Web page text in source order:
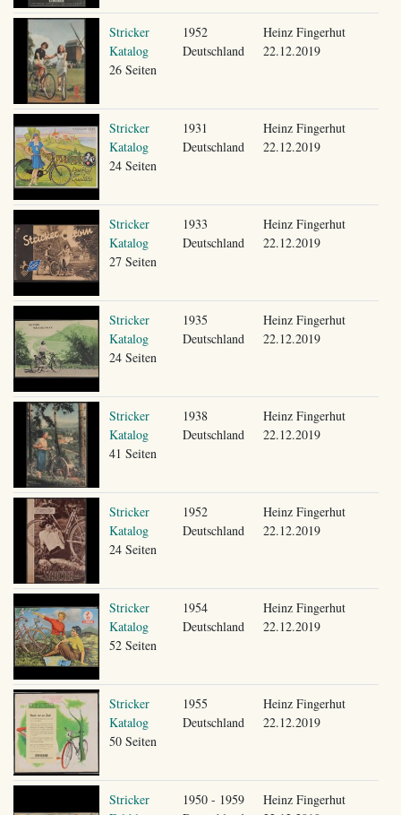
Stricker
Katalog
26 Seiten
1952
Deutschland
Heinz Fingerhut
22.12.2019
Stricker
Katalog
24 Seiten
1931
Deutschland
Heinz Fingerhut
22.12.2019
Stricker
Katalog
27 Seiten
1933
Deutschland
Heinz Fingerhut
22.12.2019
Stricker
Katalog
24 Seiten
1935
Deutschland
Heinz Fingerhut
22.12.2019
Stricker
Katalog
41 Seiten
1938
Deutschland
Heinz Fingerhut
22.12.2019
Stricker
Katalog
24 Seiten
1952
Deutschland
Heinz Fingerhut
22.12.2019
Stricker
Katalog
52 Seiten
1954
Deutschland
Heinz Fingerhut
22.12.2019
Stricker
Katalog
50 Seiten
1955
Deutschland
Heinz Fingerhut
22.12.2019
Stricker
1950 - 1959
Heinz Fingerhut